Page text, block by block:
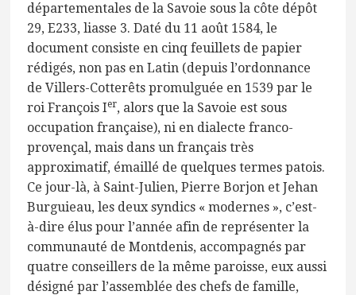
départementales de la Savoie sous la côte dépôt
29, E233, liasse 3. Daté du 11 août 1584, le
document consiste en cinq feuillets de papier
rédigés, non pas en Latin (depuis l’ordonnance
de Villers-Cotterêts promulguée en 1539 par le
roi François Ier, alors que la Savoie est sous
occupation française), ni en dialecte franco-
provençal, mais dans un français très
approximatif, émaillé de quelques termes patois.
Ce jour-là, à Saint-Julien, Pierre Borjon et Jehan
Burguieau, les deux syndics « modernes », c’est-
à-dire élus pour l’année afin de représenter la
communauté de Montdenis, accompagnés par
quatre conseillers de la même paroisse, eux aussi
désigné par l’assemblée des chefs de famille,